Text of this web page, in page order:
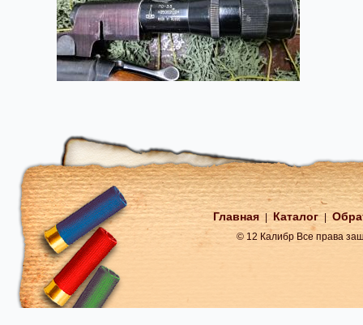
Главная Каталог
© 12 Калибр Все права